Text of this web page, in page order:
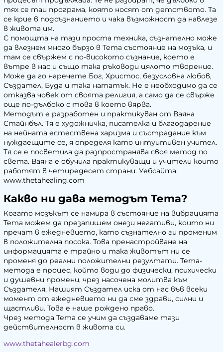
тях се таи програма, която носят от детството. Та
се крие в подсъзнанието и чака възможност да навлезе
в живота им.
С помощта на тази проста техника, съзнателно може
да влезнем много бързо в Тета състояние на мозъка, и
там се свържем с по-високото съзнание, което е
вътре в нас и също така ръководи цялото творение.
Може да го наречете Бог, Христос, безусловна любов,
Създател, Буда и така нататък. Не е необходимо да се
отказва човек от своята религия, а само да се свърже
още по-дълбоко с това в което вярва.
Методът е разработен и практикуван от Ваяна
Стайнбъл. Тя е художничка, писателка и благодарение
на нейната естествена харизма и състрадание към
нуждаещите се, я определя като интуитивен учител.
Тя се е посветила да разпространява своя метод по
света. Ваяна е обучила практикуващи и учители които
работят в четиредесет страни. Уебсайта:
www.thetahealing.com
Какво ни дава методът Тета?
Когато мозъкът се намира в състояние на вибрацията
Тета можем да презапишем онези негативи, които ни
пречат в ежедневието, като съзнателно ги променим
в положителна посока. Това пренастройване на
информацията е трайно и така животът ни се
променя до реални положителни резултати. Тета-
метода е процес, който води до физически, психически
и душевни промени, чрез насочена молитва към
Създателя. Нашият Създател иска от нас във всеки
момент от ежедневието ни да сме здрави, силни и
щастливи. Това е наше рождено право.
Чрез метода Тета се учим да създаваме тази
действителност в живота си.
www.thetahealerbg.com